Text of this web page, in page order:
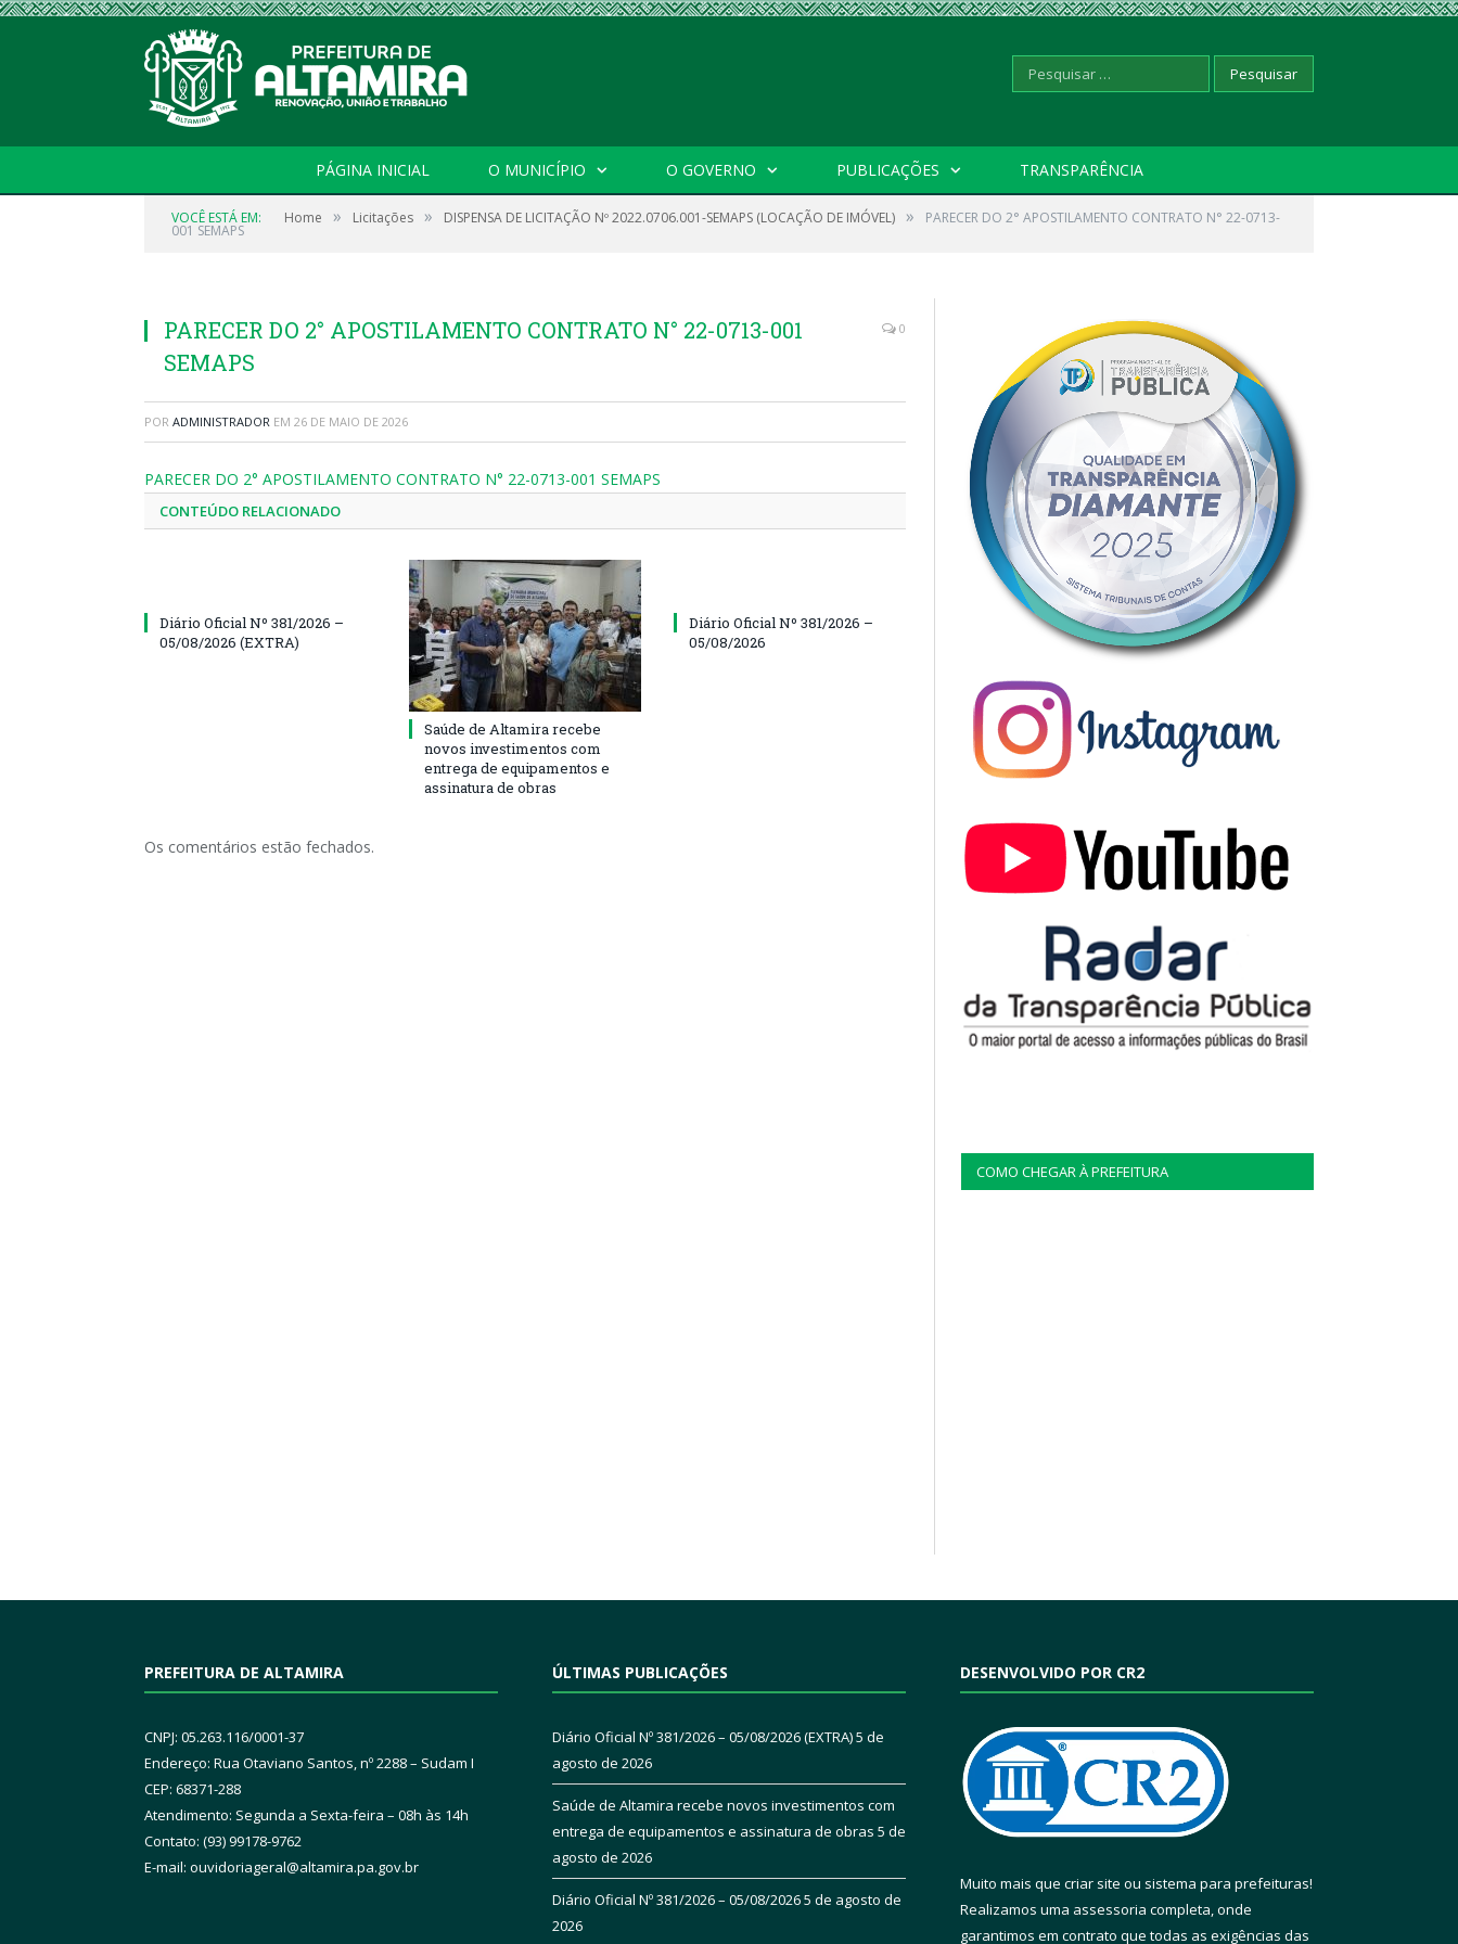
Pesquisar
por:
PÁGINA INICIAL O MUNICÍPIO O GOVERNO PUBLICAÇÕES TRANSPARÊNCIA
VOCÊ ESTÁ EM: Home » Licitações » DISPENSA DE LICITAÇÃO Nº 2022.0706.001-SEMAPS (LOCAÇÃO DE IMÓVEL) » PARECER DO 2° APOSTILAMENTO CONTRATO N° 22-0713-
001 SEMAPS
PARECER DO 2° APOSTILAMENTO CONTRATO N° 22-0713-001
SEMAPS
0
POR ADMINISTRADOR EM 26 DE MAIO DE 2026
PARECER DO 2° APOSTILAMENTO CONTRATO N° 22-0713-001 SEMAPS
CONTEÚDO RELACIONADO
Diário Oficial Nº 381/2026 –
05/08/2026 (EXTRA)
Saúde de Altamira recebe
novos investimentos com
entrega de equipamentos e
assinatura de obras
Diário Oficial Nº 381/2026 –
05/08/2026
Os comentários estão fechados.
COMO CHEGAR À PREFEITURA
PREFEITURA DE ALTAMIRA
CNPJ: 05.263.116/0001-37
Endereço: Rua Otaviano Santos, nº 2288 – Sudam I
CEP: 68371-288
Atendimento: Segunda a Sexta-feira – 08h às 14h
Contato: (93) 99178-9762
E-mail: ouvidoriageral@altamira.pa.gov.br
ÚLTIMAS PUBLICAÇÕES
Diário Oficial Nº 381/2026 – 05/08/2026 (EXTRA)5 de
agosto de 2026
Saúde de Altamira recebe novos investimentos com
entrega de equipamentos e assinatura de obras 5 de
agosto de 2026
Diário Oficial Nº 381/2026 – 05/08/20265 de agosto de
2026
DESENVOLVIDO POR CR2
Muito mais que criar site ou sistema para prefeituras!
Realizamos uma assessoria completa, onde
garantimos em contrato que todas as exigências das